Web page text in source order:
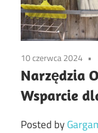
10 czerwca 2024
Narzędzia
Wsparcie
Posted by